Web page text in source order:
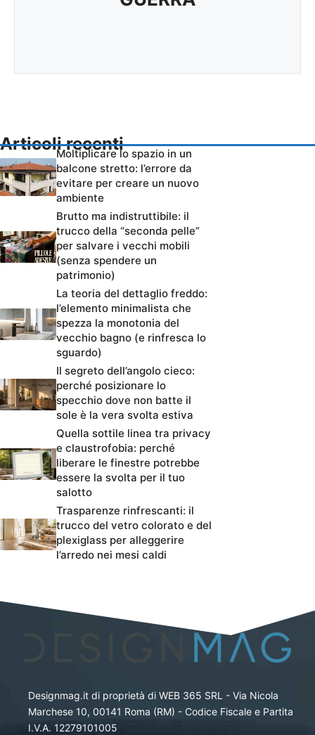
Articoli recenti
Moltiplicare lo spazio in un
balcone stretto: l’errore da
evitare per creare un nuovo
ambiente
Brutto ma indistruttibile: il
trucco della “seconda pelle”
per salvare i vecchi mobili
(senza spendere un
patrimonio)
La teoria del dettaglio freddo:
l’elemento minimalista che
spezza la monotonia del
vecchio bagno (e rinfresca lo
sguardo)
Il segreto dell’angolo cieco:
perché posizionare lo
specchio dove non batte il
sole è la vera svolta estiva
Quella sottile linea tra privacy
e claustrofobia: perché
liberare le finestre potrebbe
essere la svolta per il tuo
salotto
Trasparenze rinfrescanti: il
trucco del vetro colorato e del
plexiglass per alleggerire
l’arredo nei mesi caldi
Designmag.it di proprietà di WEB 365 SRL - Via Nicola
Marchese 10, 00141 Roma (RM) - Codice Fiscale e Partita
I.V.A. 12279101005